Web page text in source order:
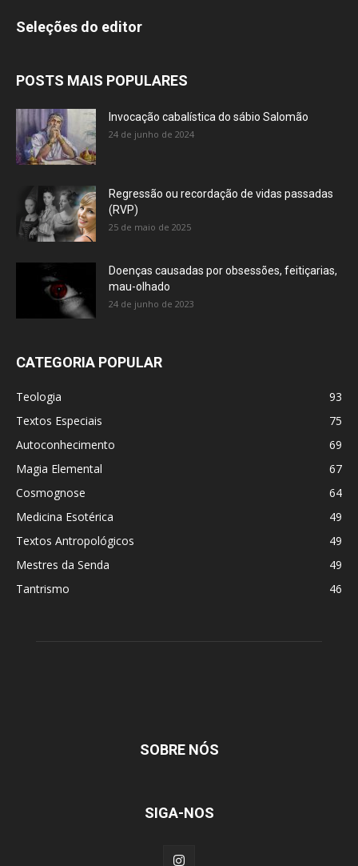
Seleções do editor
POSTS MAIS POPULARES
Invocação cabalística do sábio Salomão
24 de junho de 2024
Regressão ou recordação de vidas passadas
(RVP)
25 de maio de 2025
Doenças causadas por obsessões, feitiçarias,
mau-olhado
24 de junho de 2023
CATEGORIA POPULAR
Teologia
93
Textos Especiais
75
Autoconhecimento
69
Magia Elemental
67
Cosmognose
64
Medicina Esotérica
49
Textos Antropológicos
49
Mestres da Senda
49
Tantrismo
46
SOBRE NÓS
SIGA-NOS